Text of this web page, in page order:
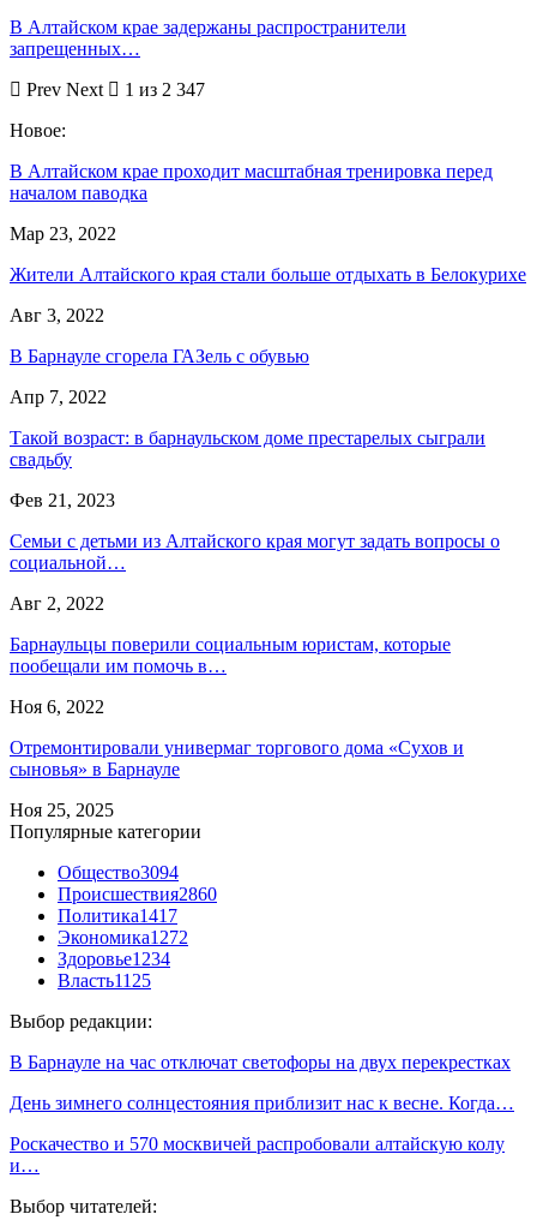
В Алтайском крае задержаны распространители
запрещенных…
Prev Next
1 из 2 347
Новое:
В Алтайском крае проходит масштабная тренировка перед
началом паводка
Мар 23, 2022
Жители Алтайского края стали больше отдыхать в Белокурихе
Авг 3, 2022
В Барнауле сгорела ГАЗель с обувью
Апр 7, 2022
Такой возраст: в барнаульском доме престарелых сыграли
свадьбу
Фев 21, 2023
Семьи с детьми из Алтайского края могут задать вопросы о
социальной…
Авг 2, 2022
Барнаульцы поверили социальным юристам, которые
пообещали им помочь в…
Ноя 6, 2022
Отремонтировали универмаг торгового дома «Сухов и
сыновья» в Барнауле
Ноя 25, 2025
Популярные категории
Общество3094
Происшествия2860
Политика1417
Экономика1272
Здоровье1234
Власть1125
Выбор редакции:
В Барнауле на час отключат светофоры на двух перекрестках
День зимнего солнцестояния приблизит нас к весне. Когда…
Роскачество и 570 москвичей распробовали алтайскую колу
и…
Выбор читателей: